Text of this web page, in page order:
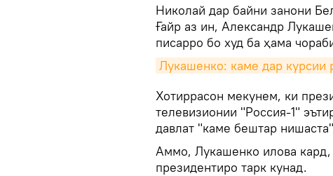
Николай дар байни занони
Ғайр аз ин, Александр
писарро бо худ ба ҳама
Лукашенко: каме дар курсии
Хотиррасон мекунем, ки
телевизионии "Россия-1"
давлат "каме бештар
Аммо, Лукашенко илова кард,
президентиро тарк кунад.